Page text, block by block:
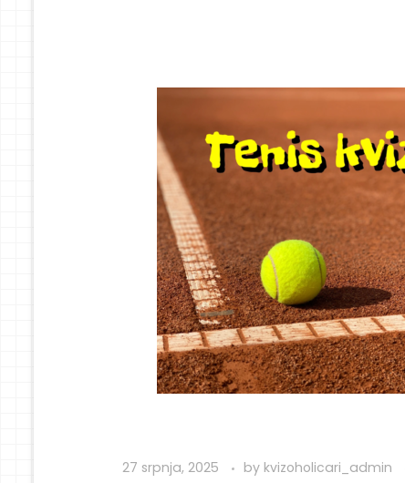
27 srpnja, 2025 by kvizoholicari_admin